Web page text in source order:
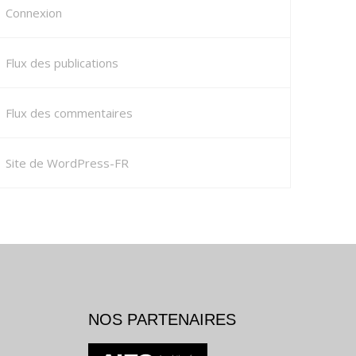
Connexion
Flux des publications
Flux des commentaires
Site de WordPress-FR
NOS PARTENAIRES